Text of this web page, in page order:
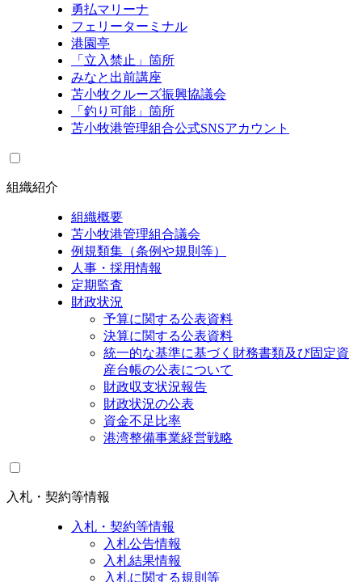
勇払マリーナ
フェリーターミナル
港園亭
「立入禁止」箇所
みなと出前講座
苫小牧クルーズ振興協議会
「釣り可能」箇所
苫小牧港管理組合公式SNSアカウント
組織紹介
組織概要
苫小牧港管理組合議会
例規類集（条例や規則等）
人事・採用情報
定期監査
財政状況
予算に関する公表資料
決算に関する公表資料
統一的な基準に基づく財務書類及び固定資
産台帳の公表について
財政収支状況報告
財政状況の公表
資金不足比率
港湾整備事業経営戦略
入札・契約等情報
入札・契約等情報
入札公告情報
入札結果情報
入札に関する規則等